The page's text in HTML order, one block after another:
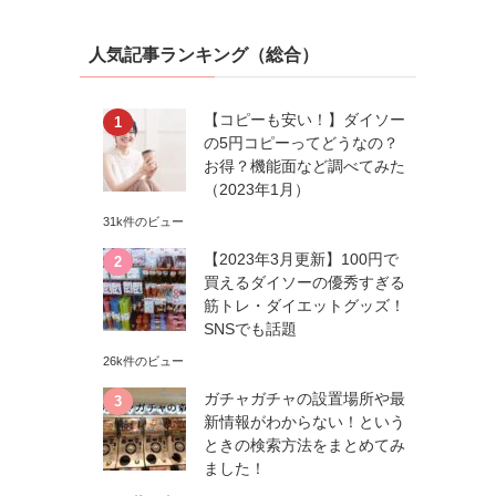
人気記事ランキング（総合）
【コピーも安い！】ダイソー
の5円コピーってどうなの？
お得？機能面など調べてみた
（2023年1月）
31k件のビュー
【2023年3月更新】100円で
買えるダイソーの優秀すぎる
筋トレ・ダイエットグッズ！
SNSでも話題
26k件のビュー
ガチャガチャの設置場所や最
新情報がわからない！という
ときの検索方法をまとめてみ
ました！